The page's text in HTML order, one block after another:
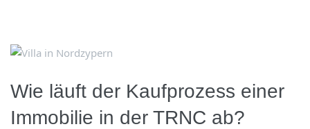
Wie läuft der Kaufprozess einer
Immobilie in der TRNC ab?